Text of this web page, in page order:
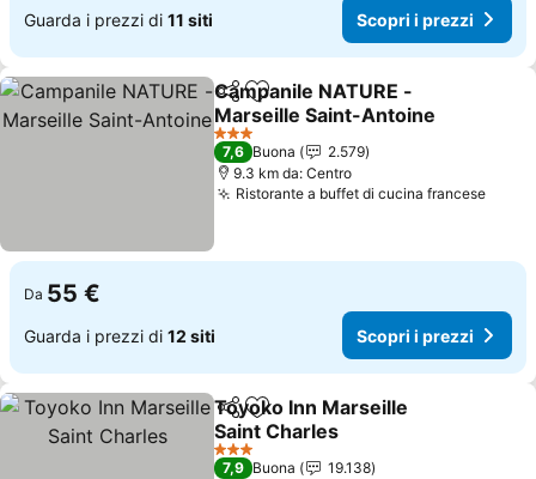
Guarda i prezzi di 11 siti Scopri i prezzi
CondividiAggiungi ai preferiti
Campanile NATURE -
Marseille Saint-Antoine
Scopri i prezzi
3 Stelle
7,6 Buona
2.579
9.3 km da: Centro
Ristorante a buffet di cucina francese
Da 55 €
Guarda i prezzi di 12 siti Scopri i prezzi
CondividiAggiungi ai preferiti
Toyoko Inn Marseille
Saint Charles
Scopri i prezzi
3 Stelle
7,9 Buona
19.138